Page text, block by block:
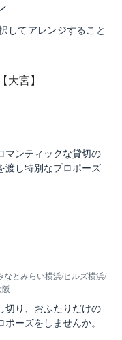
してアレンジすること
大宮】
マンティックな貸切の
渡し特別なプロポーズ
なとみらい横浜/ヒルズ横浜/
切り、おふたりだけの
ーズをしませんか。